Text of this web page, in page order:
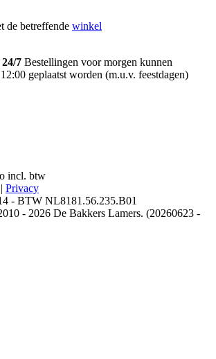
de betreffende winkel
7 Bestellingen voor morgen kunnen
geplaatst worden (m.u.v. feestdagen)
incl. btw
| Privacy
- BTW NL8181.56.235.B01
- 2026 De Bakkers Lamers. (20260623 -